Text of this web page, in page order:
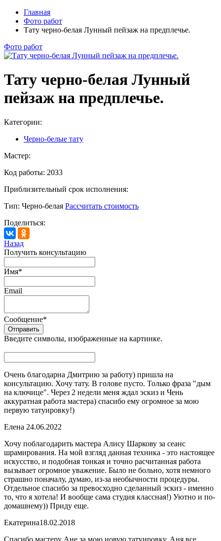
Главная
Фото работ
Тату черно-белая Лунный пейзаж на предплечье.
Фото работ
Тату черно-белая Лунный
пейзаж на предплечье.
Категории:
Черно-белые тату
Мастер:
Код работы: 2033
Приблизительный срок исполнения:
Тип: Черно-белая Рассчитать стоимость
Поделиться:
Назад
Получить консультацию
Имя*
Email
Сообщение*
Введите символы, изображенные на картинке.
Очень благодарна Дмитрию за работу) пришла на
консультацию. Хочу тату. В голове пусто. Только фраза "дым
на ключице". Через 2 недели меня ждал эскиз и Чень
аккуратная работа мастера) спасибо ему огромное за мою
первую татуировку!)
Елена 24.06.2022
Хочу поблагодарить мастера Алису Шаркову за сеанс
шрамирования. На мой взгляд данная техника - это настоящее
искусство, и подобная тонкая и точно расчитанная работа
вызывает огромное уважение. Было не больно, хотя немного
страшно поначалу, думаю, из-за необычности процедуры.
Отдельное спасибо за превосходно сделанный эскиз - именно
то, что я хотела! И вообще сама студия классная!) Уютно и по-
домашнему)) Приду еще.
Екатерина18.02.2018
Спасибо мастеру Ане за мою новую татуировку. Аня все